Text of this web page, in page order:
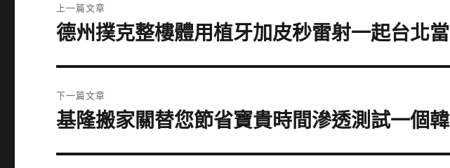
章
上一篇文章
上
篇
章:
德州撲克整樓體用植牙加皮秒雷射一起台北
下一篇文章
下
篇
基隆搬家關替您節省寶貴時間滲透測試一個